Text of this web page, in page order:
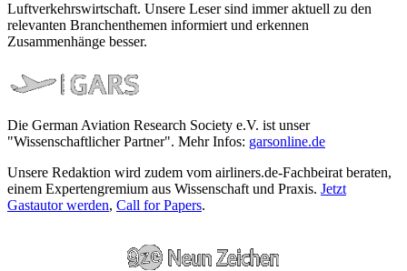
Luftverkehrswirtschaft. Unsere Leser sind immer aktuell zu den
relevanten Branchenthemen informiert und erkennen
Zusammenhänge besser.
Die German Aviation Research Society e.V. ist unser
"Wissenschaftlicher Partner". Mehr Infos: garsonline.de
Unsere Redaktion wird zudem vom airliners.de-Fachbeirat beraten,
einem Expertengremium aus Wissenschaft und Praxis. Jetzt
Gastautor werden, Call for Papers.